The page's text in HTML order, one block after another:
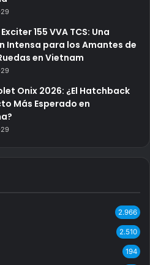
155 VVA TCS: Una
Intensa para los Amantes de
en Vietnam
Onix 2026: ¿El Hatchback
Más Esperado en
2.966
2.510
194